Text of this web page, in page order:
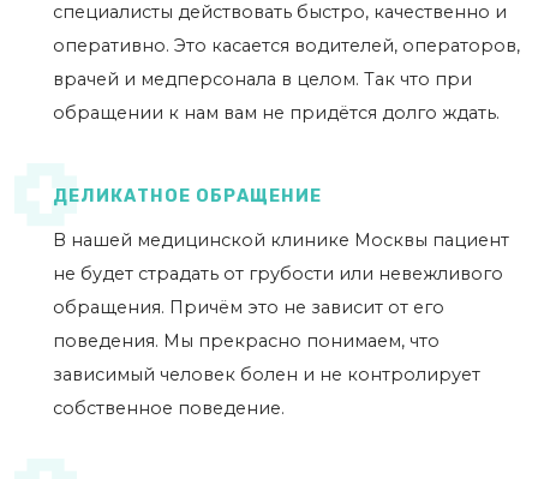
специалисты действовать быстро, качественно и
оперативно. Это касается водителей, операторов,
врачей и медперсонала в целом. Так что при
обращении к нам вам не придётся долго ждать.
ДЕЛИКАТНОЕ ОБРАЩЕНИЕ
В нашей медицинской клинике Москвы пациент
не будет страдать от грубости или невежливого
обращения. Причём это не зависит от его
поведения. Мы прекрасно понимаем, что
зависимый человек болен и не контролирует
собственное поведение.